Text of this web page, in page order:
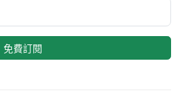
免費訂閱